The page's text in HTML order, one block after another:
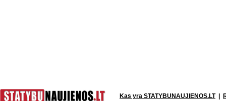
Kas yra STATYBUNAUJIENOS.LT|